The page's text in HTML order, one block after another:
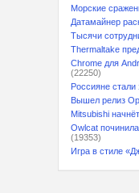
Морские
Датамайнер
Тысячи
Thermaltake
Chrome для
(22250)
Россияне стали
Вышел релиз
Mitsubishi
Owlcat
(19353)
Игра в стиле